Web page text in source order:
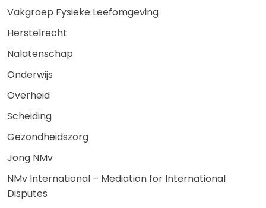
Vakgroep Fysieke Leefomgeving
Herstelrecht
Nalatenschap
Onderwijs
Overheid
Scheiding
Gezondheidszorg
Jong NMv
NMv International – Mediation for International
Disputes